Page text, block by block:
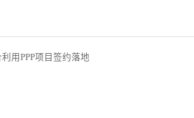
用PPP项目签约落地